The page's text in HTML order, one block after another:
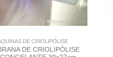
DE CRIOLIPÓLISE
DE CRIOLIPÓLISE